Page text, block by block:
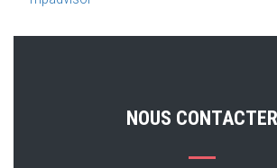
NOUS CONTACTER